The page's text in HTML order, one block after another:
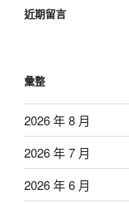
近期留言
彙整
2026 年 8 月
2026 年 7 月
2026 年 6 月